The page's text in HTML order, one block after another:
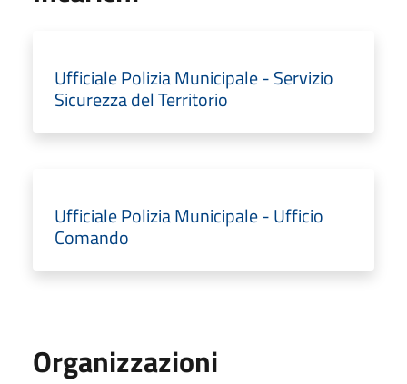
Ufficiale Polizia Municipale - Servizio
Sicurezza del Territorio
Ufficiale Polizia Municipale - Ufficio
Comando
Organizzazioni